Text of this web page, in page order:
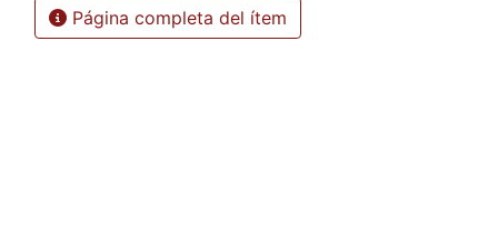
Página completa del ítem